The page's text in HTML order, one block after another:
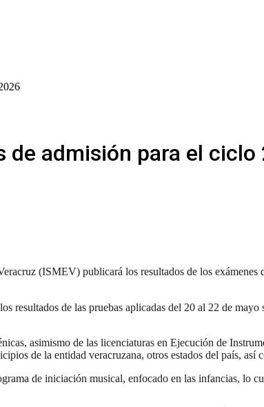
de admisión para el ciclo
(ISMEV) publicará los resultados de los exámenes
resultados de las pruebas aplicadas del 20 al 22 de
asimismo de las licenciaturas en Ejecución de
de la entidad veracruzana, otros estados del país, así
de iniciación musical, enfocado en las infancias, lo